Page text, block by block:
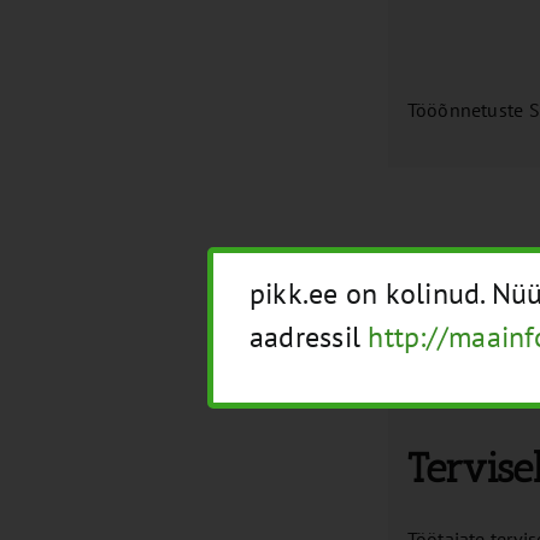
Tööõnnetuste
pikk.ee on kolinud.
aadressil http://